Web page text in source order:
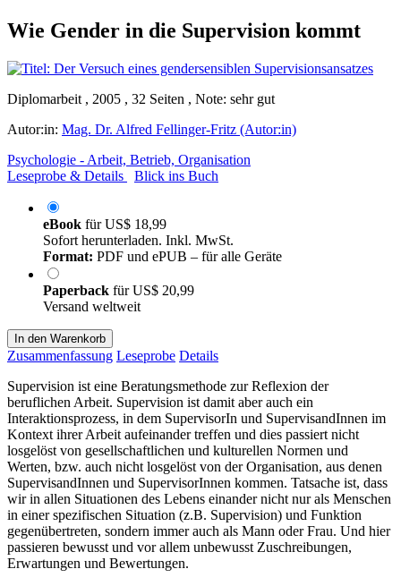
Wie Gender in die Supervision kommt
Diplomarbeit , 2005 , 32 Seiten , Note: sehr gut
Autor:in: Mag. Dr. Alfred Fellinger-Fritz (Autor:in)
Psychologie - Arbeit, Betrieb, Organisation
Leseprobe & Details
Blick ins Buch
eBook fürUS$ 18,99
Sofort herunterladen. Inkl. MwSt.
Format: PDF und ePUB – für alle Geräte
Paperback fürUS$ 20,99
Versand weltweit
In den Warenkorb
Zusammenfassung Leseprobe Details
Supervision ist eine Beratungsmethode zur Reflexion der
beruflichen Arbeit. Supervision ist damit aber auch ein
Interaktionsprozess, in dem SupervisorIn und SupervisandInnen im
Kontext ihrer Arbeit aufeinander treffen und dies passiert nicht
losgelöst von gesellschaftlichen und kulturellen Normen und
Werten, bzw. auch nicht losgelöst von der Organisation, aus denen
SupervisandInnen und SupervisorInnen kommen. Tatsache ist, dass
wir in allen Situationen des Lebens einander nicht nur als Menschen
in einer spezifischen Situation (z.B. Supervision) und Funktion
gegenübertreten, sondern immer auch als Mann oder Frau. Und hier
passieren bewusst und vor allem unbewusst Zuschreibungen,
Erwartungen und Bewertungen.